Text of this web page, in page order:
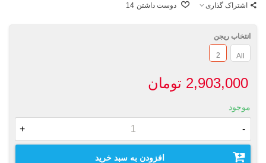
اشتراک گذاری
دوست داشتن 14
انتخاب ریجن
All
2
2,903,000 تومان
موجود
-
+
افزودن به سبد خرید